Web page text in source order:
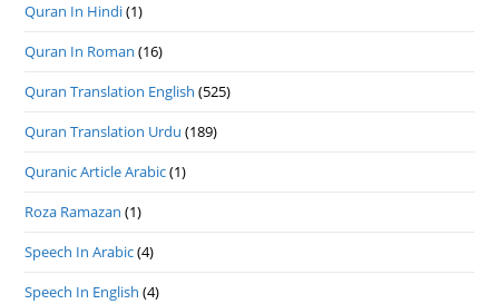
Quran In Hindi(1)
Quran In Roman (16)
Quran Translation English (525)
Quran Translation Urdu (189)
Quranic Article Arabic(1)
Roza Ramazan (1)
Speech In Arabic(4)
Speech In English (4)